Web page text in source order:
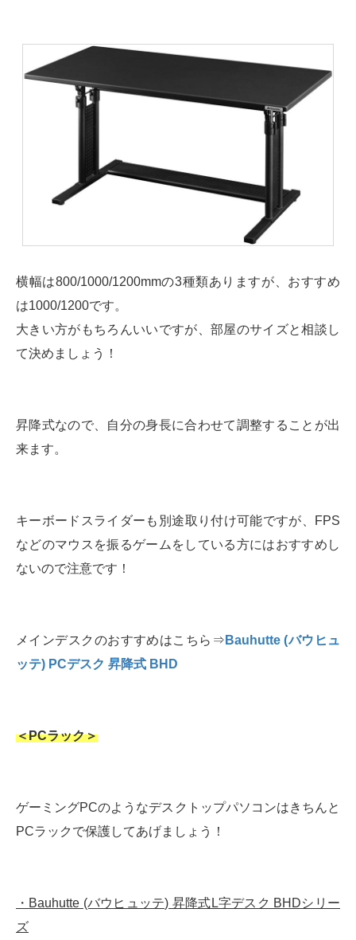
横幅は800/1000/1200mmの3種類ありますが、おすすめ
は1000/1200です。
大きい方がもちろんいいですが、部屋のサイズと相談し
て決めましょう！
昇降式なので、自分の身長に合わせて調整することが出
来ます。
キーボードスライダーも別途取り付け可能ですが、FPS
などのマウスを振るゲームをしている方にはおすすめし
ないので注意です！
メインデスクのおすすめはこちら⇒ Bauhutte (バウヒュ
ッテ) PCデスク 昇降式 BHD
＜PCラック＞
ゲーミングPCのようなデスクトップパソコンはきちんと
PCラックで保護してあげましょう！
・Bauhutte (バウヒュッテ) 昇降式L字デスク BHDシリー
ズ